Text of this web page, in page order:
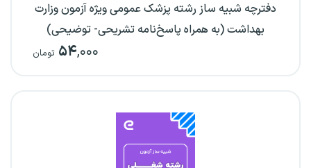
دفترچه شبیه ساز رشته پزشک عمومی ویژه آزمون وزارت
بهداشت (به همراه پاسخ‌نامه تشریحی- توضیحی)
۵۴,۰۰۰ تومان